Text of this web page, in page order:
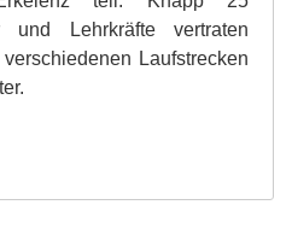
und Lehrkräfte vertraten
Laufstrecken